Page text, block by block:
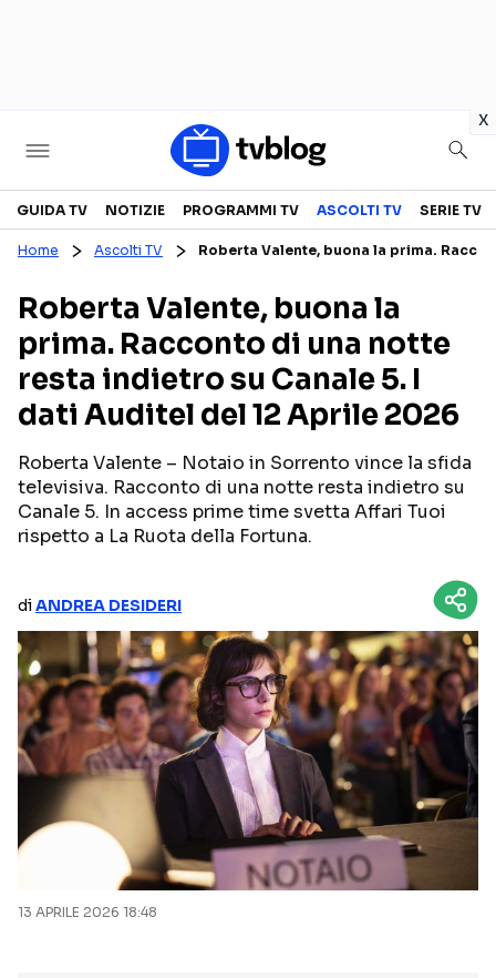
x
Televisione
CANALI TV
PROGRAMMI TV
PERSONAGGI TV
SERIE TV
REALITY SHOW
FICTION
Streaming
NETFLIX
DISNEY+
RAIPLAY
MEDIASET INFINITY
Categorie
NOTIZIE
ANTEPRIME
RETROSCENA
INTERVISTE
RUBRICHE
GUIDA TV NOTIZIE PROGRAMMI TV ASCOLTI TV SERIE TV
Home Ascolti TV Roberta Valente, buona la prima.
Roberta Valente, buona la
prima. Racconto di una notte
resta indietro su Canale 5. I
dati Auditel del 12 Aprile 2026
Roberta Valente – Notaio in Sorrento vince la sfida
televisiva. Racconto di una notte resta indietro su
Canale 5. In access prime time svetta Affari Tuoi
rispetto a La Ruota della Fortuna.
diANDREA DESIDERI
13 APRILE 2026 18:48